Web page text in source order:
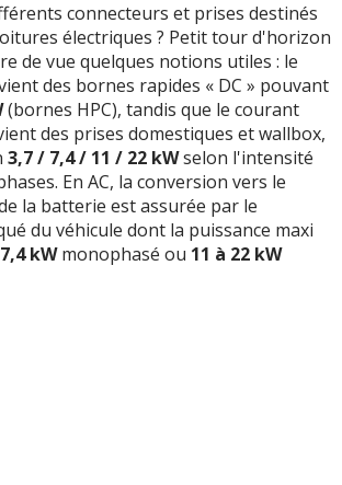
connecteurs et prises destinés
électriques ? Petit tour d'horizon
de vue quelques notions utiles : le
des bornes rapides « DC » pouvant
(bornes HPC), tandis que le courant
des prises domestiques et wallbox,
3,7 / 7,4 / 11 / 22 kWselon l'intensité
En AC, la conversion vers le
la batterie est assurée par le
du véhicule dont la puissance maxi
7,4 kWmonophasé ou 11 à 22 kW